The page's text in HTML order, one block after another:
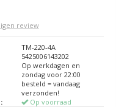
review
TM-220-4A
5425006143202
Op werkdagen en
zondag voor 22:00
besteld = vandaag
verzonden!
Op voorraad